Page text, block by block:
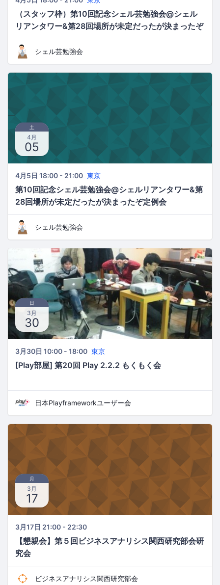
（スタッフ枠）第10回記念シェル芸勉強会@シェル
リアンタワー&第28回場所が未定だったが決まったぞ
定例会
シェル芸勉強会
土
4月
05
4月5日 18:00 - 21:00 東京
第10回記念シェル芸勉強会@シェルリアンタワー&第
28回場所が未定だったが決まったぞ定例会
シェル芸勉強会
日
3月
30
3月30日 10:00 - 18:00 東京
[Play部屋] 第20回 Play 2.2.2 もくもく会
日本Playframeworkユーザー会
月
3月
17
3月17日 21:00 - 22:30
【懇親会】第５回ビジネスアナリシス関西研究部会研
究会
ビジネスアナリシス関西研究部会